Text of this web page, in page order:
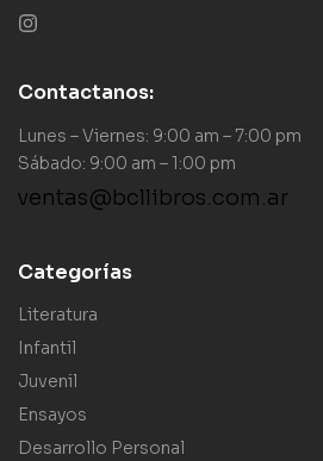
Contactanos:
Lunes – Viernes: 9:00 am – 7:00 pm
Sábado: 9:00 am – 1:00 pm
ventas@bcllibros.com.ar
Categorías
Literatura
Infantil
Juvenil
Ensayos
Desarrollo Personal